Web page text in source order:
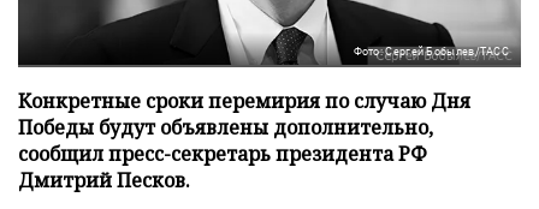
Фото: Сергей Бобылев/ТАСС
Конкретные сроки перемирия по случаю Дня
Победы будут объявлены дополнительно,
сообщил пресс-секретарь президента РФ
Дмитрий Песков.